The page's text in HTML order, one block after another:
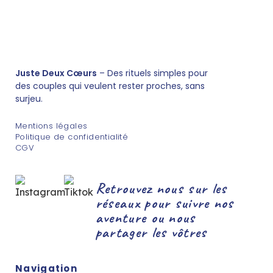
Juste Deux Cœurs – Des rituels simples pour
des couples qui veulent rester proches, sans
surjeu.
Mentions légales
Politique de confidentialité
CGV
Retrouvez nous sur les
réseaux pour suivre nos
aventure ou nous
partager les vôtres
Navigation